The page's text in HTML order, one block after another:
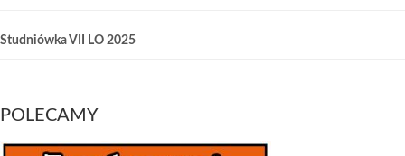
Studniówka VII LO 2025
POLECAMY